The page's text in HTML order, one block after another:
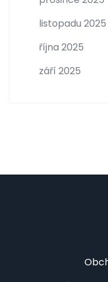
listopadu 2025
října 2025
září 2025